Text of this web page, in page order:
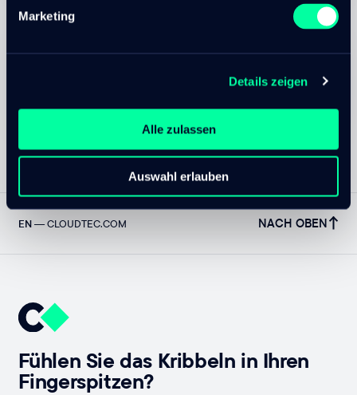
Marketing
Details zeigen
Alle zulassen
Auswahl erlauben
EN —CLOUDTEC.COM NACH OBEN
Fühlen Sie das Kribbeln in Ihren
Fingerspitzen?